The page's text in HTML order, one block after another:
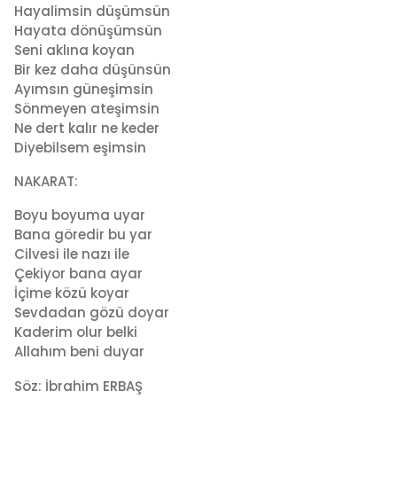
Hayalimsin düşümsün
Hayata dönüşümsün
Seni aklına koyan
Bir kez daha düşünsün
Ayımsın güneşimsin
Sönmeyen ateşimsin
Ne dert kalır ne keder
Diyebilsem eşimsin
NAKARAT:
Boyu boyuma uyar
Bana göredir bu yar
Cilvesi ile nazı ile
Çekiyor bana ayar
İçime közü koyar
Sevdadan gözü doyar
Kaderim olur belki
Allahım beni duyar
Söz: İbrahim ERBAŞ